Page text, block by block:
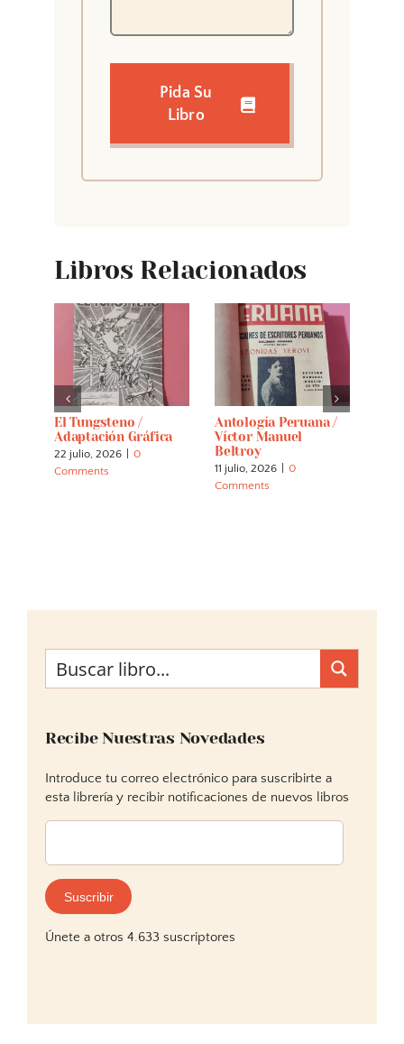
Pida Su
Libro
Libros Relacionados
El Tungsteno /
Adaptación Gráfica
22 julio, 2026
0
Comments
Antología Peruana /
Víctor Manuel
Beltroy
11 julio, 2026
0
Comments
Recibe Nuestras Novedades
Introduce tu correo electrónico para suscribirte a
esta librería y recibir notificaciones de nuevos libros
Dirección
correo
electrónico:
Suscribir
Únete a otros 4.633 suscriptores